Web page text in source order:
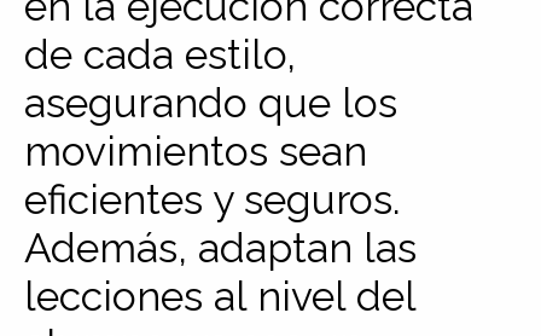
de cada estilo,
asegurando que los
movimientos sean
eficientes y seguros.
Además, adaptan las
lecciones al nivel del